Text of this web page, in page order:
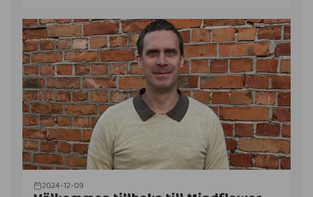
2024-12-09